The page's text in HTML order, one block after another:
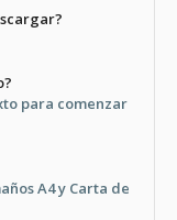
para comenzar
A4 y Carta de